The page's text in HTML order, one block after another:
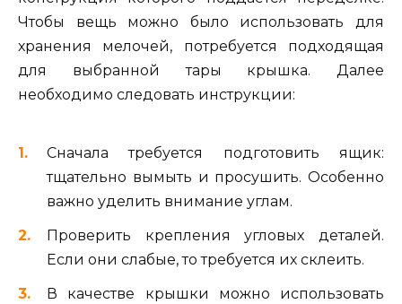
Чтобы вещь можно было использовать для
хранения мелочей, потребуется подходящая
для выбранной тары крышка. Далее
необходимо следовать инструкции:
Сначала требуется подготовить ящик:
тщательно вымыть и просушить. Особенно
важно уделить внимание углам.
Проверить крепления угловых деталей.
Если они слабые, то требуется их склеить.
В качестве крышки можно использовать